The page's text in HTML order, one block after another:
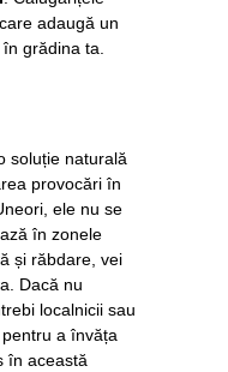
adaugă un
grădina ta.
soluție naturală
provocări în
ele nu se
în zonele
și răbdare, vei
Dacă nu
localnicii sau
a învăța
în această